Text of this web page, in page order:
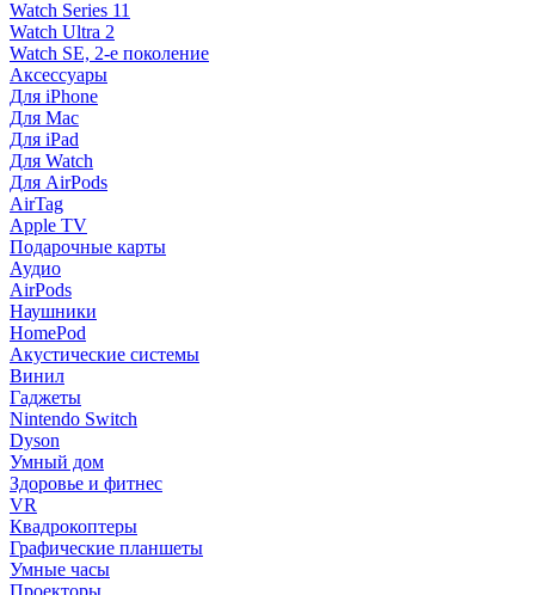
Watch Series 11
Watch Ultra 2
Watch SE, 2-е поколение
Аксессуары
Для iPhone
Для Mac
Для iPad
Для Watch
Для AirPods
AirTag
Apple TV
Подарочные карты
Аудио
AirPods
Наушники
HomePod
Акустические системы
Винил
Гаджеты
Nintendo Switch
Dyson
Умный дом
Здоровье и фитнес
VR
Квадрокоптеры
Графические планшеты
Умные часы
Проекторы